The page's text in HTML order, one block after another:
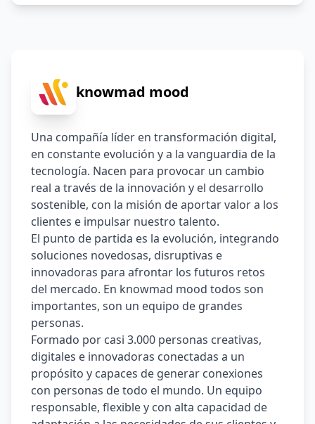
(preferentemente Git) y herramientas CI/CD
knowmad mood
Una compañía líder en transformación digital,
en constante evolución y a la vanguardia de la
tecnología. Nacen para provocar un cambio
real a través de la innovación y el desarrollo
sostenible, con la misión de aportar valor a los
clientes e impulsar nuestro talento.
El punto de partida es la evolución, integrando
soluciones novedosas, disruptivas e
innovadoras para afrontar los futuros retos
del mercado. En knowmad mood todos son
importantes, son un equipo de grandes
personas.
Formado por casi 3.000 personas creativas,
digitales e innovadoras conectadas a un
propósito y capaces de generar conexiones
con personas de todo el mundo. Un equipo
responsable, flexible y con alta capacidad de